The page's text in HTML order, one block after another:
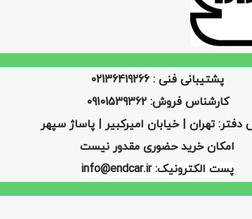
پشتیبانی فنی : 02136419266
کارشناس فروش: 09101539362
دفتر: تهران | خیابان امیرکبیر | پاساژ سپهر
امکان خرید حضوری مقدور نیست
پست الکترونیک: info@endcar.ir